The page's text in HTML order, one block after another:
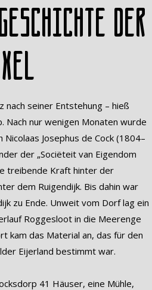
der
nach seiner Entstehung – hieß
Nach nur wenigen Monaten wurde
Nicolaas Josephus de Cock (1804–
der „Sociëteit van Eigendom
treibende Kraft hinter der
dem Ruigendijk. Bis dahin war
zu Ende. Unweit vom Dorf lag ein
Roggesloot in die Meerenge
kam das Material an, das für den
Eijerland bestimmt war.
41 Häuser, eine Mühle,